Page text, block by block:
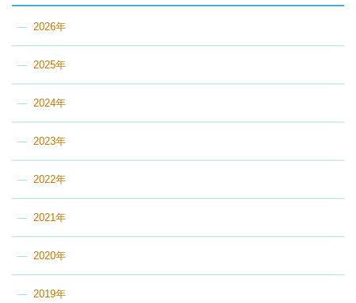
2026年
2025年
2024年
2023年
2022年
2021年
2020年
2019年